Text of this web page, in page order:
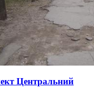
Центральний